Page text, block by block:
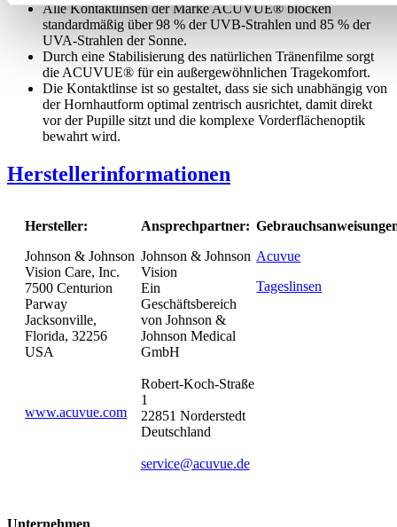
Alle Kontaktlinsen der Marke ACUVUE® blocken
standardmäßig über 98 % der UVB-Strahlen und 85 % der
UVA-Strahlen der Sonne.
Durch eine Stabilisierung des natürlichen Tränenfilme sorgt
die ACUVUE® für ein außergewöhnlichen Tragekomfort.
Die Kontaktlinse ist so gestaltet, dass sie sich unabhängig von
der Hornhautform optimal zentrisch ausrichtet, damit direkt
vor der Pupille sitzt und die komplexe Vorderflächenoptik
bewahrt wird.
Herstellerinformationen
Hersteller:
Johnson & Johnson
Vision Care, Inc.
7500 Centurion
Parway
Jacksonville,
Florida, 32256
USA
www.acuvue.com
Ansprechpartner:
Johnson & Johnson
Vision
Ein
Geschäftsbereich
von Johnson &
Johnson Medical
GmbH
Robert-Koch-Straße
1
22851 Norderstedt
Deutschland
service@acuvue.de
Acuvue
Tageslinsen